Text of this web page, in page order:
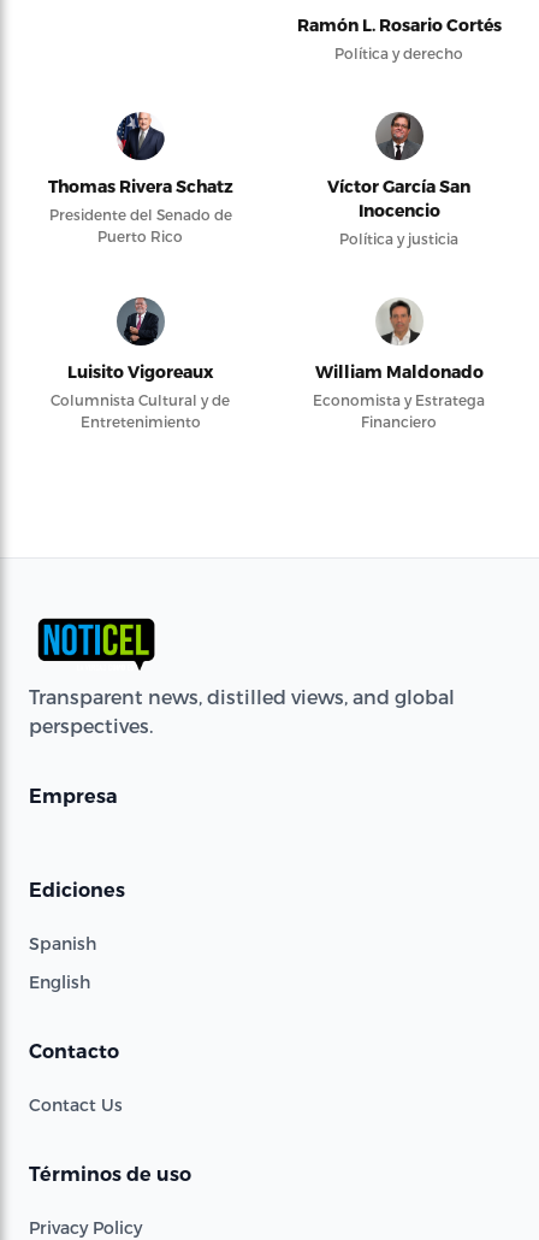
Ramón L. Rosario Cortés
Política y derecho
Thomas Rivera Schatz
Presidente del Senado de
Puerto Rico
Víctor García San
Inocencio
Política y justicia
Luisito Vigoreaux
Columnista Cultural y de
Entretenimiento
William Maldonado
Economista y Estratega
Financiero
Transparent news, distilled views, and global
perspectives.
Empresa
Ediciones
Spanish
English
Contacto
Contact Us
Términos de uso
Privacy Policy